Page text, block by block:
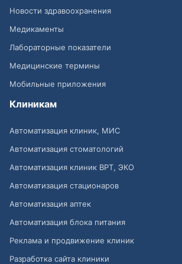
Новости здравоохранения
Медикаменты
Лабораторные показатели
Медицинские термины
Мобильные приложения
Клиникам
Автоматизация клиник, МИС
Автоматизация стоматологий
Автоматизация клиник ВРТ, ЭКО
Автоматизация стационаров
Автоматизация аптек
Автоматизация блока питания
Реклама и продвижение клиник
Разработка сайта клиники